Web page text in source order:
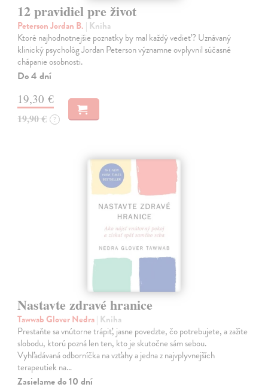
12 pravidiel pre život
Peterson Jordan B. | Kniha
Ktoré najhodnotnejšie poznatky by mal každý vedieť? Uznávaný
klinický psychológ Jordan Peterson významne ovplyvnil súčasné
chápanie osobnosti.
Do 4 dní
19,30 €
19,90 € ?
Nastavte zdravé hranice
Tawwab Glover Nedra| Kniha
Prestaňte sa vnútorne trápiť, jasne povedzte, čo potrebujete, a zažite
slobodu, ktorú pozná len ten, kto je skutočne sám sebou.
Vyhľadávaná odborníčka na vzťahy a jedna z najvplyvnejších
terapeutiek na…
Zasielame do 10 dní